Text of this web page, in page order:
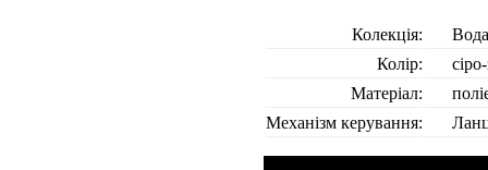
Колекція:
Вода
Колір:
Матеріал:
Механізм керування: